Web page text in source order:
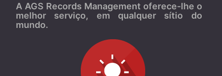
A AGS Records Management oferece-lhe o
melhor serviço, em qualquer sítio do
mundo.